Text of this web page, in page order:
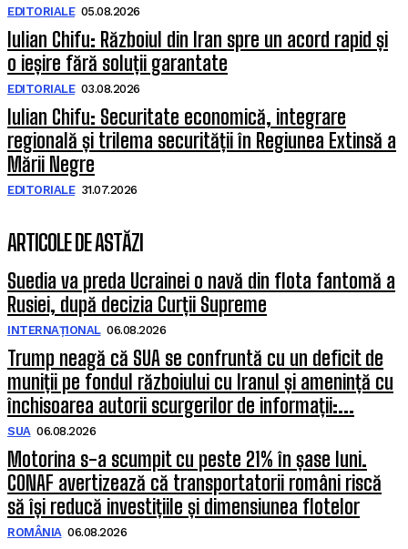
EDITORIALE 05.08.2026
Iulian Chifu: Războiul din Iran spre un acord rapid și
o ieșire fără soluții garantate
EDITORIALE 03.08.2026
Iulian Chifu: Securitate economică, integrare
regională și trilema securității în Regiunea Extinsă a
Mării Negre
EDITORIALE 31.07.2026
ARTICOLE DE ASTĂZI
Suedia va preda Ucrainei o navă din flota fantomă a
Rusiei, după decizia Curții Supreme
INTERNAȚIONAL 06.08.2026
Trump neagă că SUA se confruntă cu un deficit de
muniții pe fondul războiului cu Iranul și amenință cu
închisoarea autorii scurgerilor de informații:...
SUA 06.08.2026
Motorina s-a scumpit cu peste 21% în șase luni.
CONAF avertizează că transportatorii români riscă
să își reducă investițiile și dimensiunea flotelor
ROMÂNIA 06.08.2026